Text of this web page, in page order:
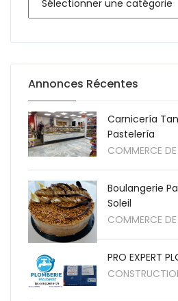
Annonces Récentes
Carnicería
Pastelería
COMMERCE
Boulangerie
Soleil
COMMERCE
PRO EXPERT